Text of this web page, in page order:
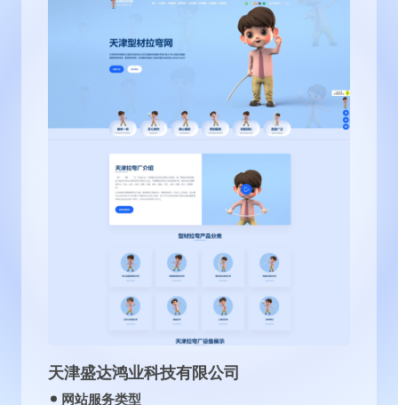
天津盛达鸿业科技有限公司
网站服务类型